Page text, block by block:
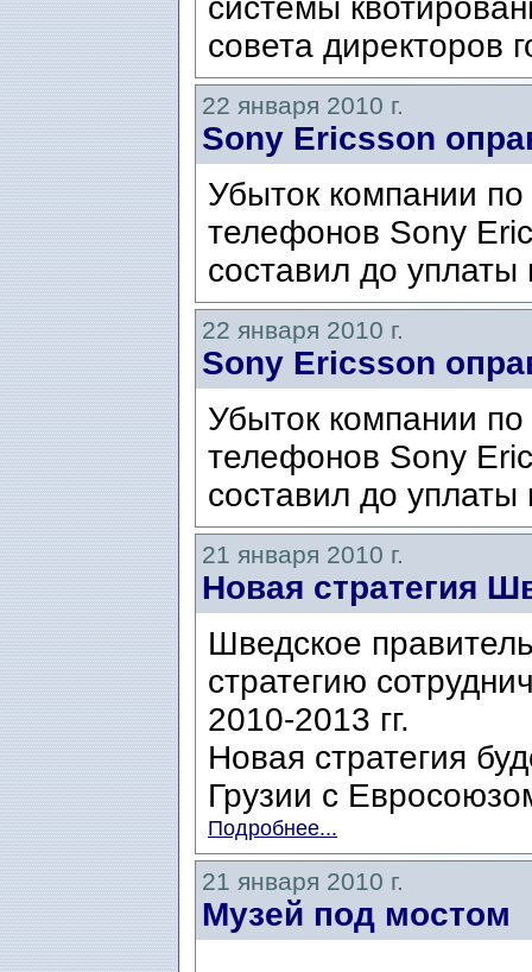
системы
совета директоров
22 января 2010 г.
Sony Ericsson
Убыток компании
телефонов Sony
составил до
22 января 2010 г.
Sony Ericsson
Убыток компании
телефонов Sony
составил до
21 января 2010 г.
Новая стратегия
Шведское
стратегию
2010-2013 гг.
Новая стратегия
Грузии с
Подробнее...
21 января 2010 г.
Музей под мостом